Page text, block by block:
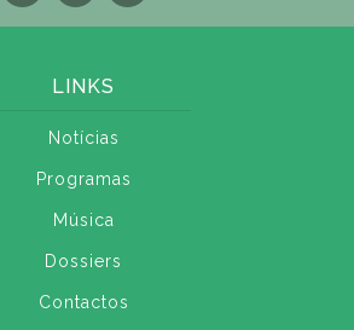
LINKS
Notícias
Programas
Música
Dossiers
Contactos